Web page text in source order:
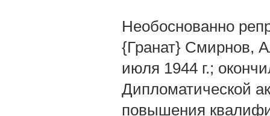
Необоснованно
{Гранат} Смирнов,
июля 1944 г.;
Дипломатической
повышения